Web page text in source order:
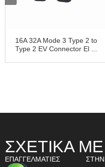
16A 32A Mode 3 Type 2 to
Type 2 EV Connector El ...
ΣΧΕΤΙΚΑ
ΕΠΑΓΓΕΛΜΑΤΊΕΣ